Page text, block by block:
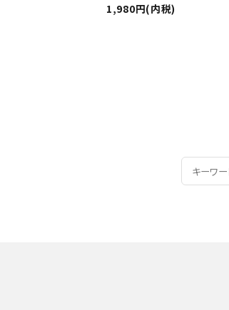
1,980円(内税)